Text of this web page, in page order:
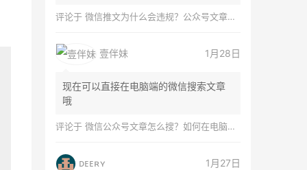
评论于 微信推文为什么会违规？公众号文章怎么检测是否违规？
壹伴妹 1月28日
现在可以直接在电脑端的微信搜索文章
哦
评论于 微信公众号文章怎么搜？如何在电脑上搜索公众号文章？
ᴅᴇᴇʀʏ 1月27日